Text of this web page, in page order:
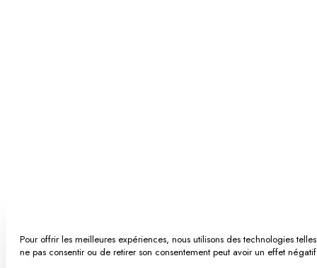
Pour offrir les meilleures expériences, nous utilisons des technologies
ne pas consentir ou de retirer son consentement peut avoir un effet